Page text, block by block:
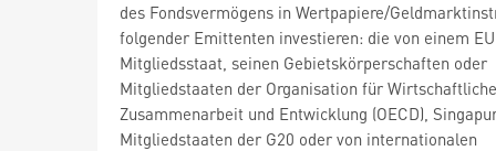
des Fondsvermögens in Wertpapiere/
folgender Emittenten investieren: die von einem
Mitgliedsstaat, seinen Gebietskörperschaften oder
Mitgliedstaaten der Organisation für Wirtschaftliche
Zusammenarbeit und Entwicklung (OECD),
Mitgliedstaaten der G20 oder von internationalen